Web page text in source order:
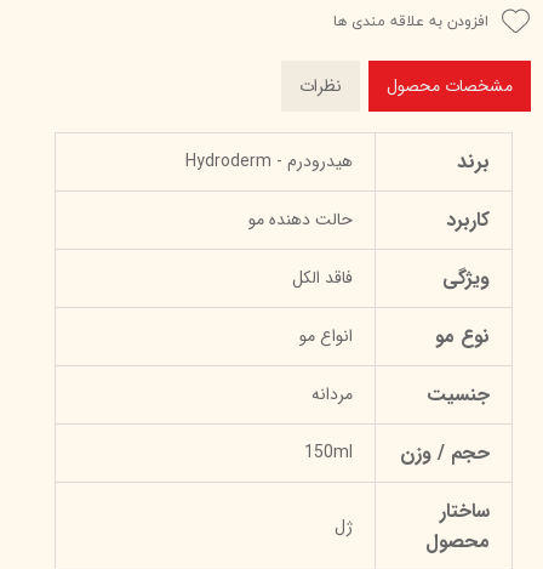
افزودن به علاقه مندی ها
مشخصات محصول نظرات
برند هیدرودرم - Hydroderm
کاربرد حالت دهنده مو
ویژگی فاقد الکل
نوع مو انواع مو
جنسیت مردانه
حجم / وزن 150ml
ساختار
محصول
ژل